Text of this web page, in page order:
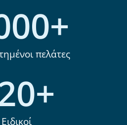
πελάτες
+
Ειδικοί
+